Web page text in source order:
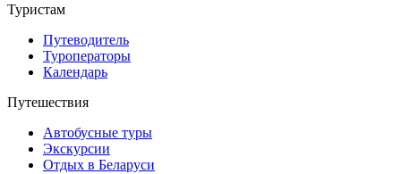
Туристам
Путеводитель
Туроператоры
Календарь
Путешествия
Автобусные туры
Экскурсии
Отдых в Беларуси